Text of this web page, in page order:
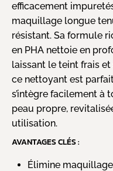
efficacement
maquillage longue
résistant. Sa formule
en PHA nettoie en
laissant le teint frais
ce nettoyant est
s’intègre facilement à
peau propre,
utilisation.
AVANTAGES CLÉS :
Élimine